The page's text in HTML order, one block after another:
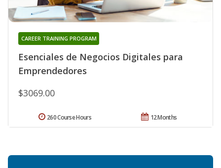
Esenciales de Negocios Digitales para
Emprendedores
CAREER TRAINING PROGRAM
$3069.00
12 Months
260 Course Hours